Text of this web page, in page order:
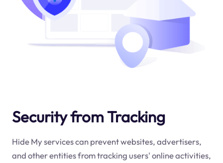
Security from Tracking
Hide My services can prevent websites, advertisers,
and other entities from tracking users' online activities,